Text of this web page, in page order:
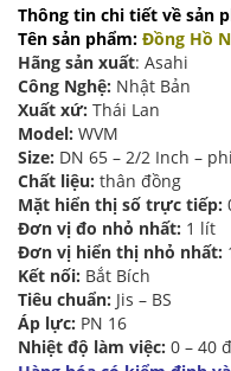
Thông tin chi tiết về sản
Tên sản phẩm: Đồng Hồ
Hãng sản xuất: Asahi
Công Nghệ: Nhật Bản
Xuất xứ: Thái Lan
Model: WVM
Size: DN 65 – 2/2 Inch –
Chất liệu: thân đồng
Mặt hiển thị số trực tiếp:
Đơn vị đo nhỏ nhất: 1 lít
Đơn vị hiển thị nhỏ nhất:
Kết nối: Bắt Bích
Tiêu chuẩn: Jis – BS
Áp lực: PN 16
Nhiệt độ làm việc: 0 – 40